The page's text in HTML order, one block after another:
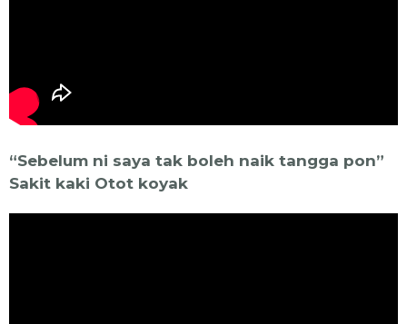
“Sebelum ni saya tak boleh naik tangga pon”
Sakit kaki Otot koyak